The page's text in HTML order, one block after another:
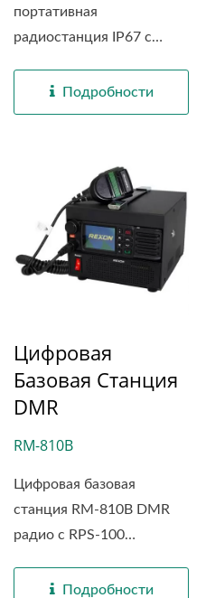
портативная
радиостанция IP67 с
Подробности
Цифровая
Базовая Станция
DMR
RM-810B
Цифровая базовая
станция RM-810B DMR
радио с RPS-100
Подробности